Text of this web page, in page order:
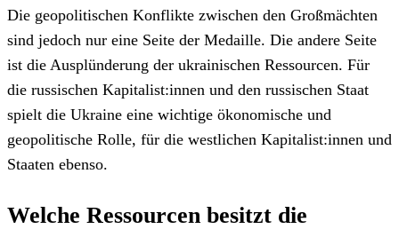
Die geopolitischen Konflikte zwischen den Großmächten
sind jedoch nur eine Seite der Medaille. Die andere Seite
ist die Ausplünderung der ukrainischen Ressourcen. Für
die russischen Kapitalist:innen und den russischen Staat
spielt die Ukraine eine wichtige ökonomische und
geopolitische Rolle, für die westlichen Kapitalist:innen und
Staaten ebenso.
Welche Ressourcen besitzt die